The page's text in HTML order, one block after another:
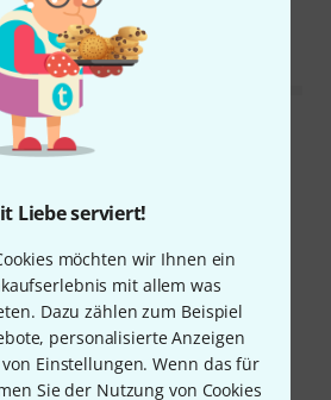
Liebe serviert!
möchten wir Ihnen ein
mit allem was
Dazu zählen zum Beispiel
personalisierte Anzeigen
Einstellungen. Wenn das für
Sie der Nutzung von Cookies
BEWERTUNG MELDEN
in Funkrack
30.12.2015
genervt, daß mein kleines
2 Shure Handsendern und 2
"hinten rum" immer ein elendes
für vorne - klar- , und dann die
nichts gegen löten, aber dann